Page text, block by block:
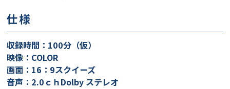
仕様
収録時間：100分（仮）
映像：COLOR
画面：16：9スクイーズ
音声：2.0ｃｈDolby ステレオ